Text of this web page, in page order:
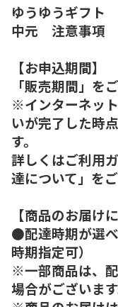
ゆうゆうギフト
中元 注意事項
【お申込期間】
「販売期間」を
※インターネッ
いが完了した時
す。
詳しくはご利用
達について」を
【商品のお届け
●配達時期が選
時期指定可）
※一部商品は、
場合がございます